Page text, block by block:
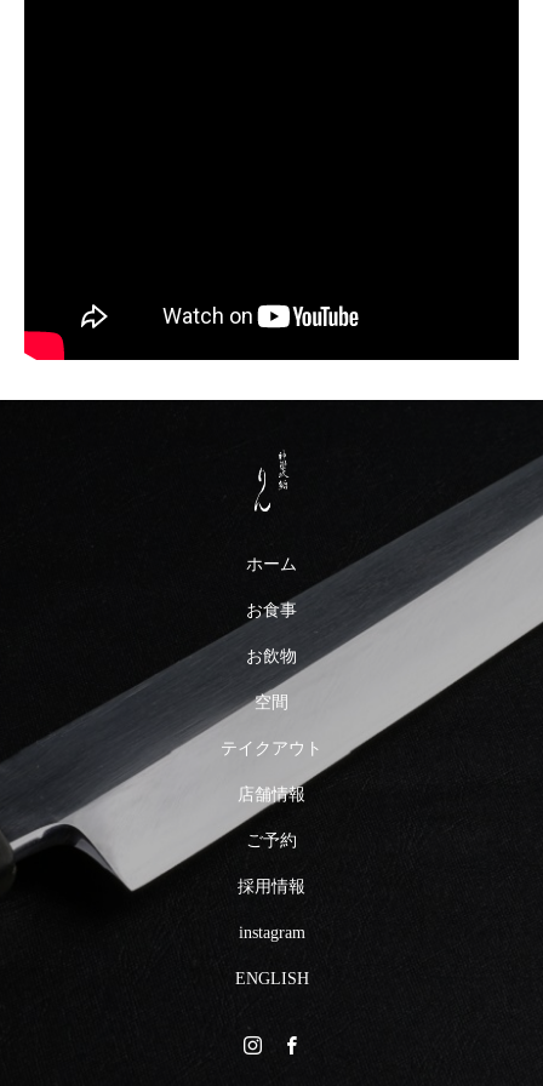
ホーム
お食事
お飲物
空間
テイクアウト
店舗情報
ご予約
採用情報
instagram
ENGLISH